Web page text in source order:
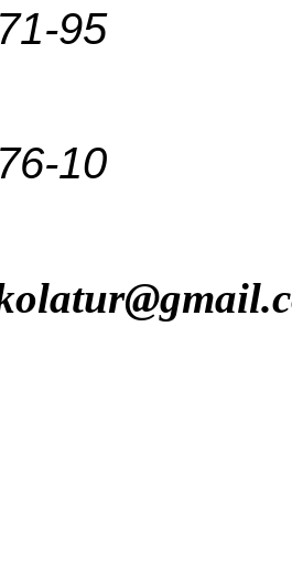
95
10